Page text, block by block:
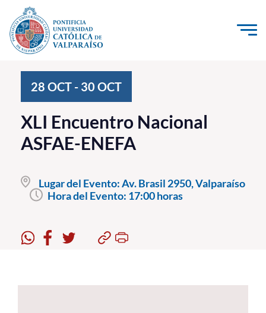
Click acá para ir directamente al contenido
Investigación, Creación e Innovación
PUCV Internacional
Vinculación con el Medio
Admisión
Postgrado
28 OCT - 30 OCT
XLI Encuentro Nacional
ASFAE-ENEFA
Lugar del Evento:Av. Brasil 2950, Valparaíso
Hora del Evento: 17:00 horas